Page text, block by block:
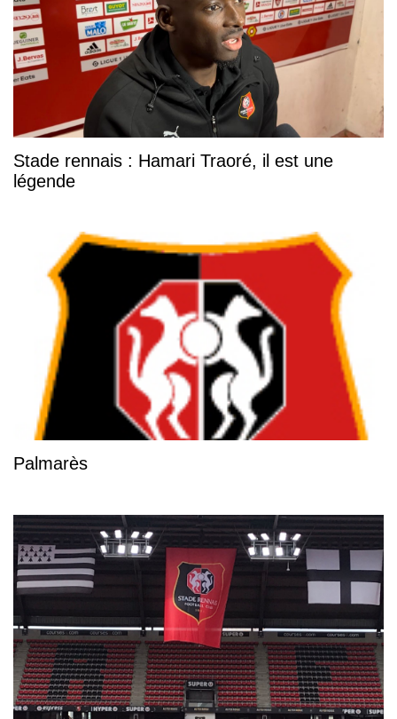
Stade rennais : Hamari Traoré, il est une
légende
Palmarès